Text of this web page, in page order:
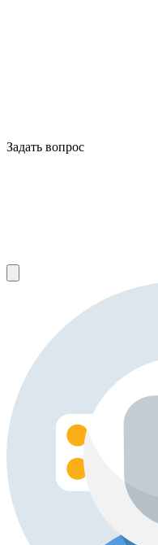
Задать вопрос